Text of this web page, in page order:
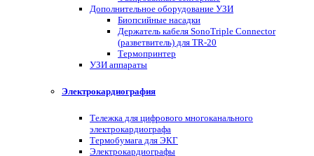
Дополнительное оборудование УЗИ
Биопсийные насадки
Держатель кабеля SonoTriple Connector
(разветвитель) для TR-20
Термопринтер
УЗИ аппараты
Электрокардиография
Тележка для цифрового многоканального
электрокардиографа
Термобумага для ЭКГ
Электрокардиографы